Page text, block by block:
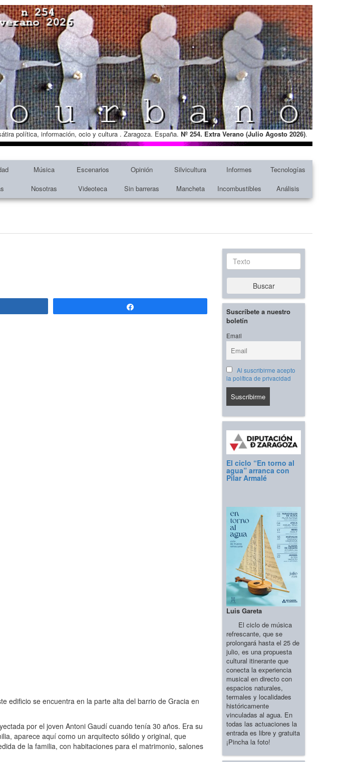
política, información, ocio y cultura . Zaragoza. España. Nº 254. Extra Verano (Julio Agosto 2026).
Música Escenarios Opinión Silvicultura Informes
Tecnologías
Nosotras Videoteca Sin barreras Mancheta Incombustibles Análisis
edificio se encuentra en la parte alta del barrio de Gracia en
por el joven Antoni Gaudí cuando tenía 30 años. Era su
aparece aquí como un arquitecto sólido y original, que
de la familia, con habitaciones para el matrimonio, salones
Texto
Buscar
Suscríbete a nuestro
boletín
Email
Al suscribirme acepto
la política de privacidad
El ciclo “En torno al
agua” arranca con
Pilar Armalé
Luis Gareta
El ciclo de música
refrescante, que se
prolongará hasta el 25 de
julio, es una propuesta
cultural itinerante que
conecta la experiencia
musical en directo con
espacios naturales,
termales y localidades
históricamente
vinculadas al agua. En
todas las actuaciones la
entrada es libre y gratuita
¡Pincha la foto!